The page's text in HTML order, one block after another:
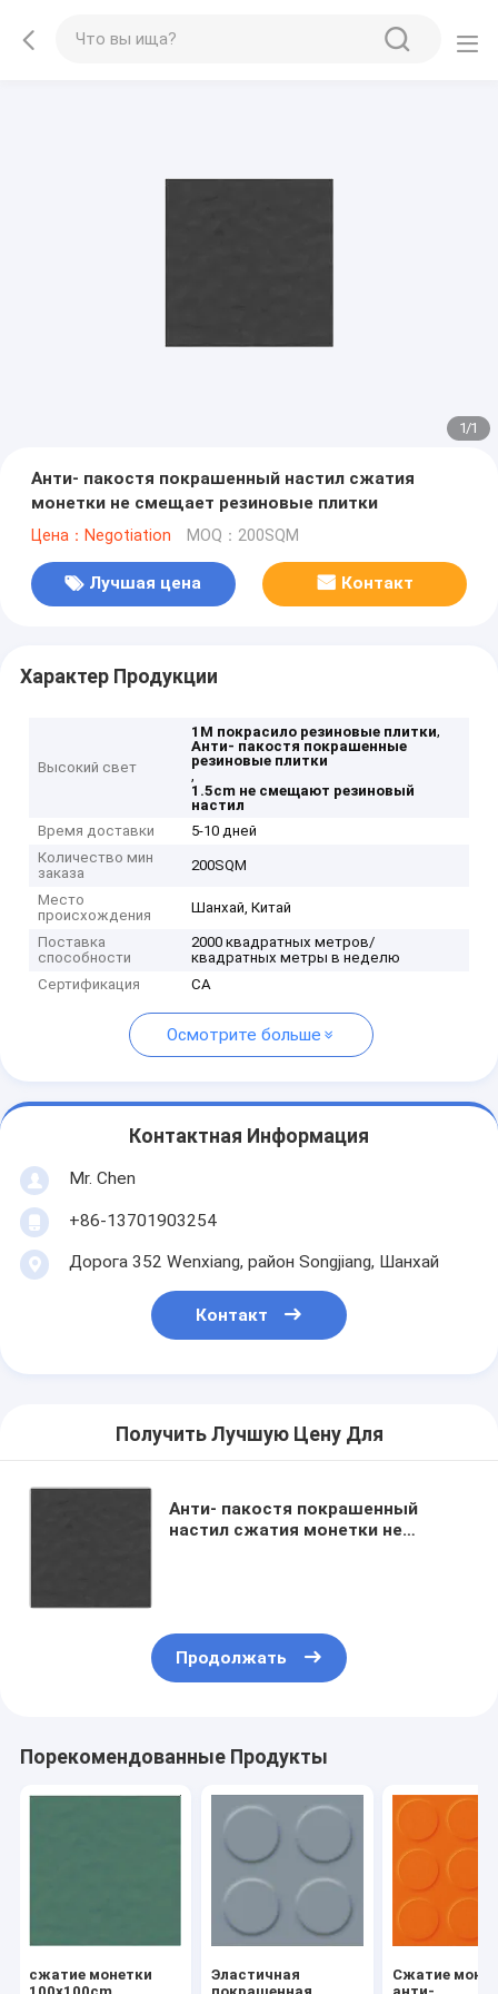
1/1
Анти- пакостя покрашенный настил сжатия
монетки не смещает резиновые плитки
Цена：Negotiation MOQ：200SQM
Лучшая цена Контакт
Характер Продукции
Высокий свет
1M покрасило резиновые плитки,
Анти- пакостя покрашенные
резиновые плитки
,
1.5cm не смещают резиновый
настил
Время доставки
5-10 дней
Количество мин
заказа
200SQM
Место
происхождения
Шанхай, Китай
Поставка
способности
2000 квадратных метров/
квадратных метры в неделю
Сертификация
CA
Осмотрите больше
Контактная Информация
Mr. Chen
+86-13701903254
Дорога 352 Wenxiang, район Songjiang, Шанхай
Контакт
Получить Лучшую Цену Для
Анти- пакостя покрашенный
настил сжатия монетки не
Продолжать
Порекомендованные Продукты
сжатие монетки
Эластичная
Сжатие